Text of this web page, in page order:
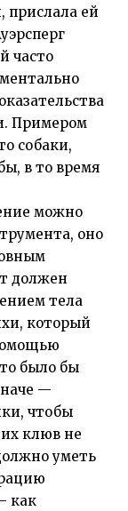
прислала ей
часто
Примером
собаки,
в то время
можно
оно
должен
тела
который
было бы
—
чтобы
клюв не
уметь
как